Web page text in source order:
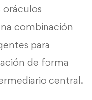
oráculos
combinación
para
de forma
central.